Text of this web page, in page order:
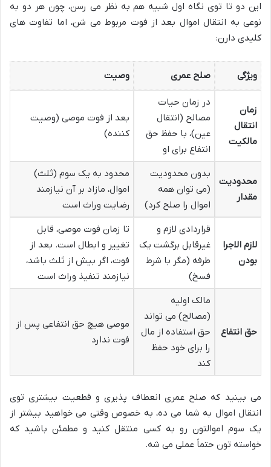
این دو تا توی نگاه اول شبیه هم به نظر می رسن، چون هر دو به
نوعی به انتقال اموال بعد از فوت مربوط می شن، اما تفاوت های
کلیدی دارن:
ویژگی صلح عمری وصیت
زمان
انتقال
مالکیت
در زمان حیات
مصالح (انتقال
عین)، با حفظ حق
انتفاع برای او
بعد از فوت موصی (وصیت
کننده)
محدودیت
مقدار
بدون محدودیت
(می توان همه
اموال را صلح کرد)
محدود به یک سوم (ثلث)
اموال، مازاد بر آن نیازمند
رضایت وراث است
لازم الاجرا
بودن
قراردادی لازم و
غیرقابل برگشت یک
طرفه (مگر با شرط
فسخ)
تا زمان فوت موصی، قابل
تغییر و ابطال است. بعد از
فوت، اگر بیش از ثلث باشد،
نیازمند تنفیذ وراث است
حق انتفاع
مالک اولیه
(مصالح) می تواند
حق استفاده از مال
را برای خود حفظ
کند
موصی هیچ حق انتفاعی پس از
فوت ندارد
می بینید که صلح عمری انعطاف پذیری و قطعیت بیشتری توی
انتقال اموال به شما می ده، به خصوص وقتی می خواهید بیشتر از
یک سوم اموالتون رو به کسی منتقل کنید و مطمئن باشید که
خواسته تون حتماً عملی می شه.